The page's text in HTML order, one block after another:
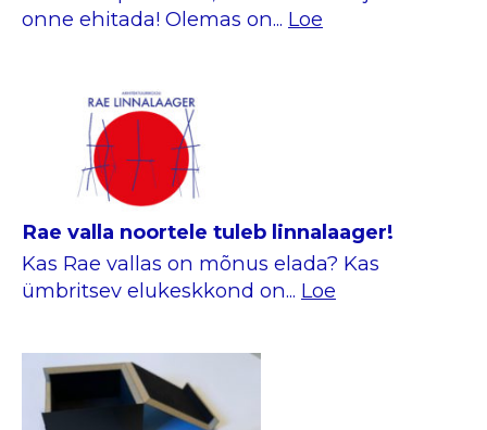
onne ehitada! Olemas on... Loe
Rae valla noortele tuleb linnalaager!
Kas Rae vallas on mõnus elada? Kas
ümbritsev elukeskkond on... Loe